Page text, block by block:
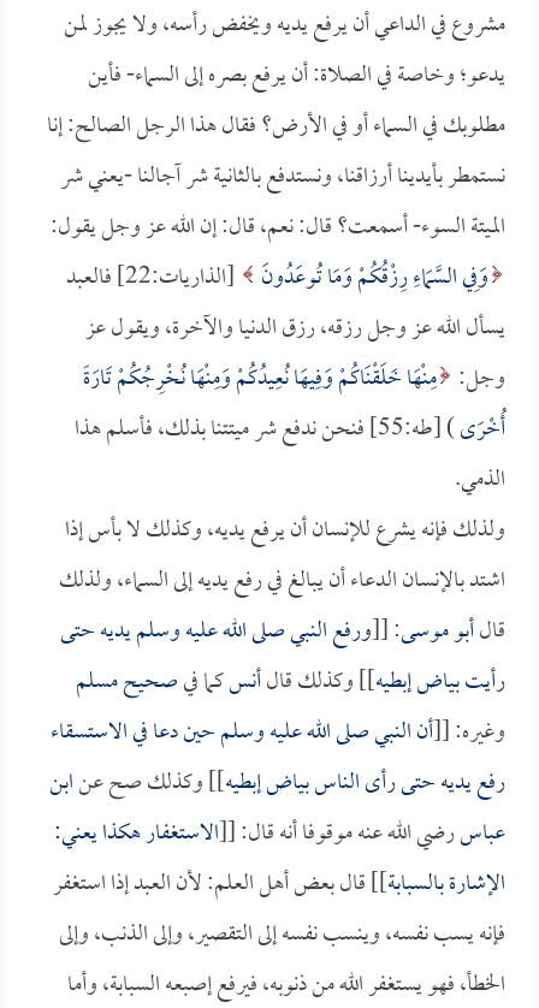
مشروع في الداعي أن يرفع يديه ويخفض رأسه، ولا يجوز لمن
يدعو؛ وخاصة في الصلاة: أن يرفع بصره إلى السماء- فأين
مطلوبك في السماء أو في الأرض؟ فقال هذا الرجل الصالح: إنا
نستمطر بأيدينا أرزاقنا، ونستدفع بالثانية شر آجالنا -يعني شر
الميتة السوء- أسمعت؟ قال: نعم، قال: إن الله عز وجل يقول:
وَفِي السَّمَاءِ رِزْقُكُمْ وَمَا تُوعَدُونَ
[الذاريات:22] فالعبد
يسأل الله عز وجل رزقه، رزق الدنيا والآخرة، ويقول عز
وجل: مِنْهَا خَلَقْنَاكُمْ وَفِيهَا نُعِيدُكُمْ وَمِنْهَا نُخْرِجُكُمْ تَارَةً
أُخْرَى
) [طه:55] فنحن ندفع شر ميتتنا بذلك، فأسلم هذا
الذمي.
ولذلك فإنه يشرع للإنسان أن يرفع يديه، وكذلك لا بأس إذا
اشتد بالإنسان الدعاء أن يبالغ في رفع يديه إلى السماء، ولذلك
قالأبو موسى: [[ورفع النبي صلى الله عليه وسلم يديه حتى
رأيت بياض إبطيه]] وكذلك قالأنسكما فيصحيح مسلم
وغيره: [[أن النبي صلى الله عليه وسلم حين دعا في الاستسقاء
رفع يديه حتى رأى الناس بياض إبطيه]] وكذلك صح عنابن
عباسرضي الله عنه موقوفا أنه قال: [[الاستغفار هكذا يعني:
الإشارة بالسبابة]] قال بعض أهل العلم: لأن العبد إذا استغفر
فإنه يسب نفسه، وينسب نفسه إلى التقصير، وإلى الذنب، وإلى
الخطأ، فهو يستغفر الله من ذنوبه، فيرفع إصبعه السبابة، وأما